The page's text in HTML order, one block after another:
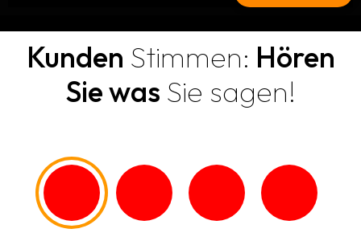
Kunden Stimmen: Hören
Sie was Sie sagen!